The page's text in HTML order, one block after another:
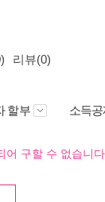
리뷰(0)
할부 소득공
어 구할 수 없습니다.